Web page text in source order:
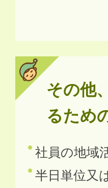
その他
るため
社員の地域
半日単位又